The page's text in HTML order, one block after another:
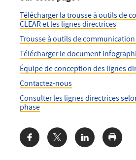
Télécharger la trousse à outils de
CLEAR et les lignes directrices
Trousse à outils de communication
Télécharger le document
Équipe de conception des lignes
Contactez-nous
Consulter les lignes directrices
phase
Share: